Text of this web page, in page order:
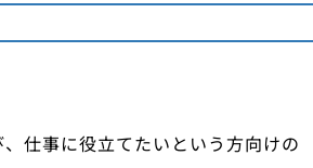
仕事に役立てたいという方向けの